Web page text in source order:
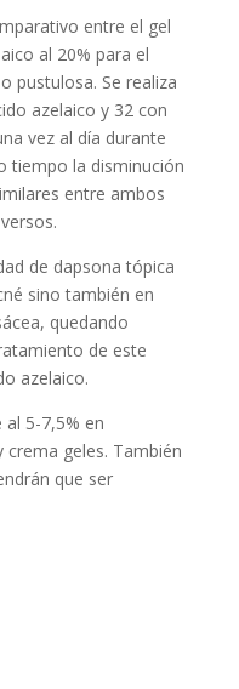
entre el gel
al 20% para el
pustulosa. Se realiza
azelaico y 32 con
vez al día durante
tiempo la disminución
entre ambos
de dapsona tópica
sino también en
quedando
de este
azelaico.
5-7,5% en
crema geles. También
que ser